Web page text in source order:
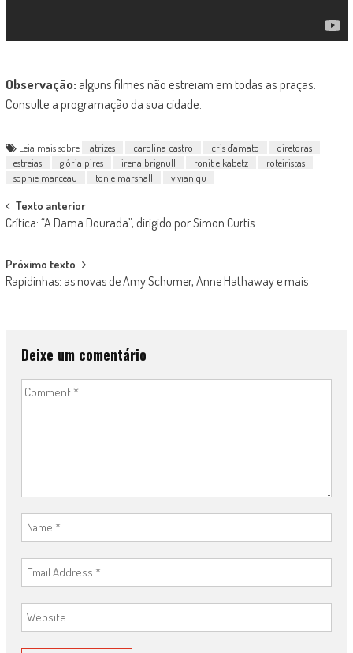
Observação: alguns filmes não estreiam em todas as praças.
Consulte a programação da sua cidade.
Leia mais sobre atrizes carolina castro cris d'amato
diretoras
estreias
glória pires irena brignull ronit elkabetz
roteiristas
sophie marceau
tonie marshall vivian qu
Post
navigation
Texto anterior
Crítica: “A Dama Dourada”, dirigido por Simon Curtis
Próximo texto
Rapidinhas: as novas de Amy Schumer, Anne Hathaway e mais
Deixe um comentário